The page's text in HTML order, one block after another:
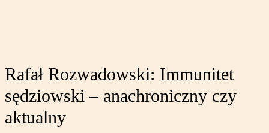
Rafał Rozwadowski: Immunitet
sędziowski – anachroniczny czy
aktualny